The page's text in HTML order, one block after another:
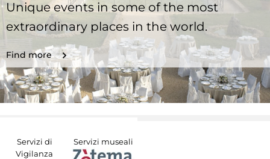
Unique events in some of the most
extraordinary places in the world.
Find more
Servizi di
Vigilanza
Servizi museali